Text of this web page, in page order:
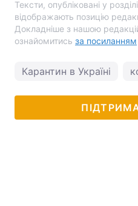
Тексти, опубліковані у
відображають позицію
Докладніше з нашою
ознайомитись за посиланням
Карантин в Україні